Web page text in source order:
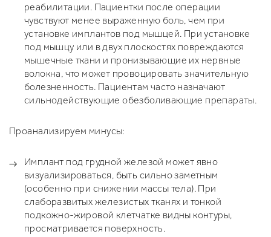
реабилитации. Пациентки после операции
чувствуют менее выраженную боль, чем при
установке имплантов под мышцей. При установке
под мышцу или в двух плоскостях повреждаются
мышечные ткани и пронизывающие их нервные
волокна, что может провоцировать значительную
болезненность. Пациентам часто назначают
сильнодействующие обезболивающие препараты.
Проанализируем минусы:
Имплант под грудной железой может явно
визуализироваться, быть сильно заметным
(особенно при снижении массы тела). При
слаборазвитых железистых тканях и тонкой
подкожно-жировой клетчатке видны контуры,
просматривается поверхность.